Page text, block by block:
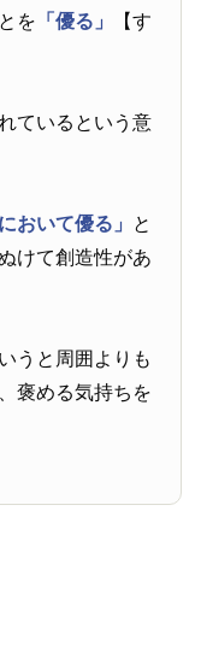
を 「優る」
【す
ているという意
おいて優る」 と
けて創造性があ
うと周囲よりも
褒める気持ちを